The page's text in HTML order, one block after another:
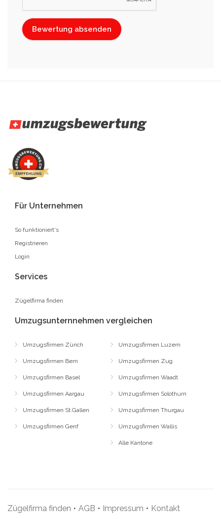
Für Unternehmen
So funktioniert's
Registrieren
Login
Services
Zügelfirma finden
Umzugsunternnehmen vergleichen
Umzugsfirmen Zürich
Umzugsfirmen Bern
Umzugsfirmen Basel
Umzugsfirmen Aargau
Umzugsfirmen St.Gallen
Umzugsfirmen Genf
Umzugsfirmen Luzern
Umzugsfirmen Zug
Umzugsfirmen Waadt
Umzugsfirmen Solothurn
Umzugsfirmen Thurgau
Umzugsfirmen Wallis
Alle Kantone
Zügelfirma finden • AGB • Impressum • Kontakt